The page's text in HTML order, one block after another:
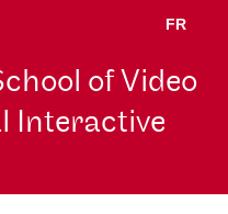
FR
of Video
Interactive